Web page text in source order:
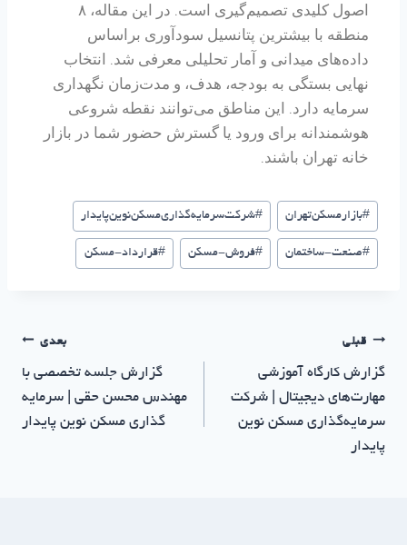
اصول کلیدی تصمیم‌گیری است. در این مقاله، ۸
منطقه با بیشترین پتانسیل سودآوری براساس
داده‌های میدانی و آمار تحلیلی معرفی شد. انتخاب
نهایی بستگی به بودجه، هدف، و مدت‌زمان نگهداری
سرمایه دارد. این مناطق می‌توانند نقطه شروعی
هوشمندانه برای ورود یا گسترش حضور شما در بازار
خانه تهران باشند.
#بازار‌مسکن‌تهران #شرکت‌سرمایه‌گذاری‌مسکن‌نوین‌پایدار
#صنعت-ساختمان #فروش-مسکن #قرارداد-مسکن
قبلی
گزارش کارگاه آموزشی
مهارت‌های دیجیتال | شرکت
سرمایه‌گذاری مسکن نوین
پایدار
بعدی
گزارش جلسه تخصصی با
مهندس محسن حقی | سرمایه
گذاری مسکن نوین پایدار